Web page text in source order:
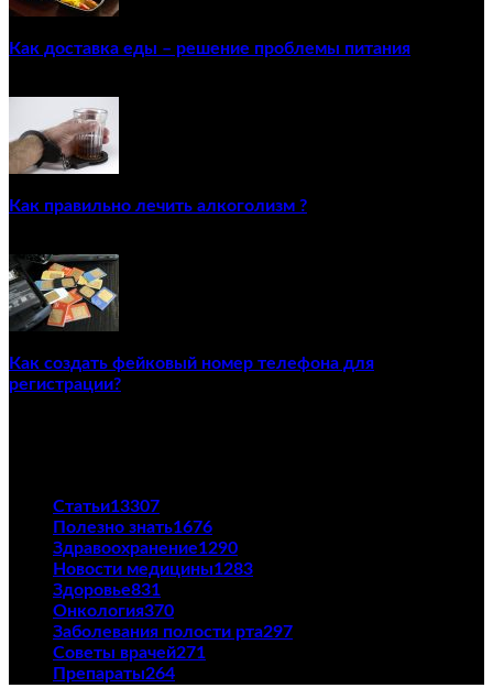
Как доставка еды – решение проблемы питания
Как правильно лечить алкоголизм ?
Как создать фейковый номер телефона для
регистрации?
Статьи13307
Полезно знать1676
Здравоохранение1290
Новости медицины1283
Здоровье831
Онкология370
Заболевания полости рта297
Советы врачей271
Препараты264